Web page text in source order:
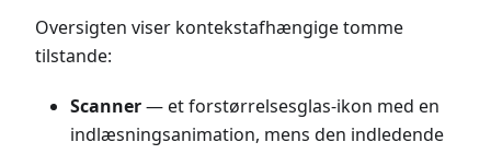
Oversigten viser kontekstafhængige tomme
tilstande:
Scanner— et forstørrelsesglas-ikon med en
indlæsningsanimation, mens den indledende